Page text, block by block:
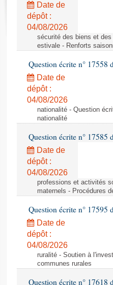
Rapports législatifs
Rapports sur l'application des
Baromètre de l’application
Dossiers législatifs
Budget et sécurité sociale
Questions écrites et orales
Comptes rendus des débats
Date de
dépôt :
04/08/2026
sécurité des biens et
estivale - Renforts
Question écrite n° 17558
Date de
dépôt :
04/08/2026
nationalité - Question
nationalité
Question écrite n° 17585
Date de
dépôt :
04/08/2026
professions et activités
maternels - Procédures
Question écrite n° 17595
Date de
dépôt :
04/08/2026
ruralité - Soutien à
communes rurales
Question écrite n° 17618